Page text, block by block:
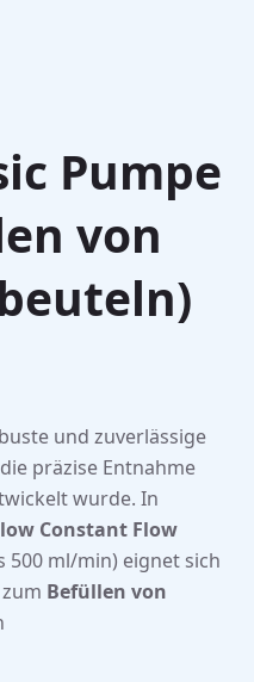
Pumpe
von
und zuverlässige
präzise Entnahme
wurde. In
Constant Flow
500 ml/min) eignet sich
Befüllen von